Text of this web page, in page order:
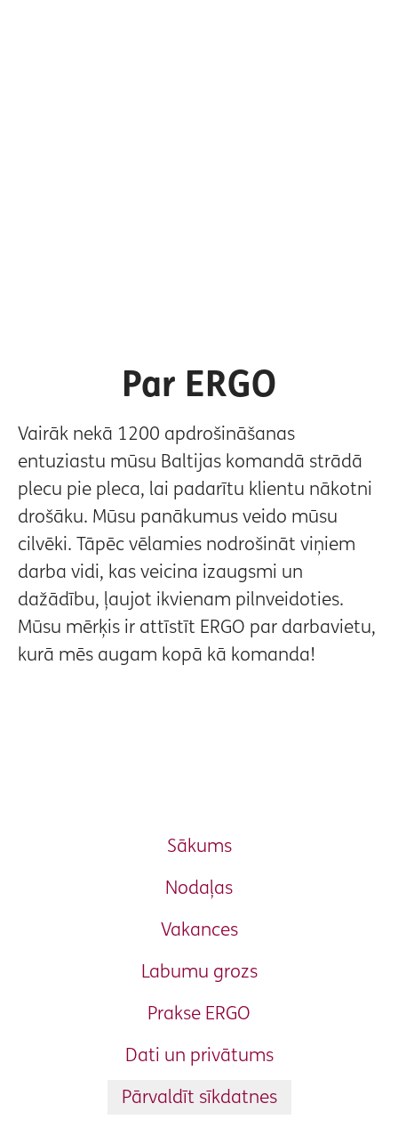
Par ERGO
Vairāk nekā 1200 apdrošināšanas
entuziastu mūsu Baltijas komandā strādā
plecu pie pleca, lai padarītu klientu nākotni
drošāku. Mūsu panākumus veido mūsu
cilvēki. Tāpēc vēlamies nodrošināt viņiem
darba vidi, kas veicina izaugsmi un
dažādību, ļaujot ikvienam pilnveidoties.
Mūsu mērķis ir attīstīt ERGO par darbavietu,
kurā mēs augam kopā kā komanda!
Sākums
Nodaļas
Vakances
Labumu grozs
Prakse ERGO
Dati un privātums
Pārvaldīt sīkdatnes